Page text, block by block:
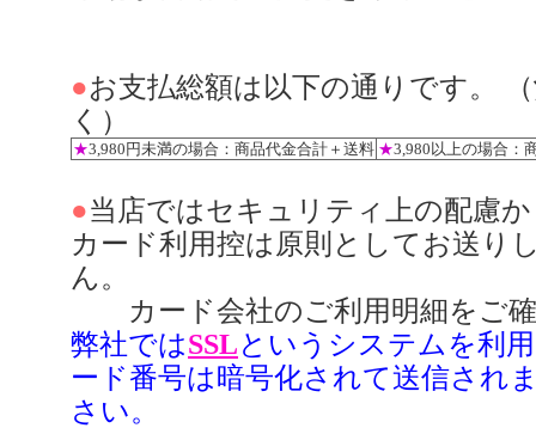
●お支払総額は以下の通りです。
く）
★3,980円未満の場合：商品代金合計＋送料 ★3,980以上の場合：
●当店ではセキュリティ上の配慮
カード利用控は原則としてお送り
ん。
カード会社のご利用明細をご確
弊社ではSSLというシステムを利
ード番号は暗号化されて送信され
さい。